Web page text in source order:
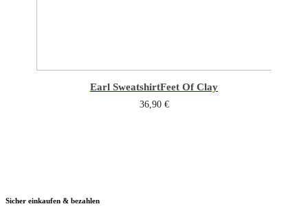
Earl SweatshirtFeet Of Clay
36,90 €
Sicher einkaufen & bezahlen